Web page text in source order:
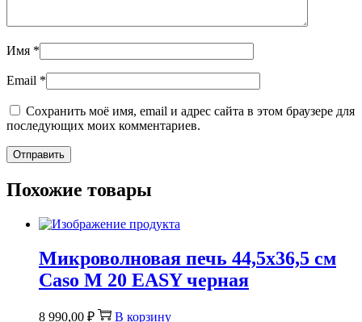
Имя *
Email *
Сохранить моё имя, email и адрес сайта в этом браузере для
последующих моих комментариев.
Похожие товары
Микроволновая печь 44,5х36,5 см
Caso M 20 EASY черная
8 990,00 ₽ В корзину